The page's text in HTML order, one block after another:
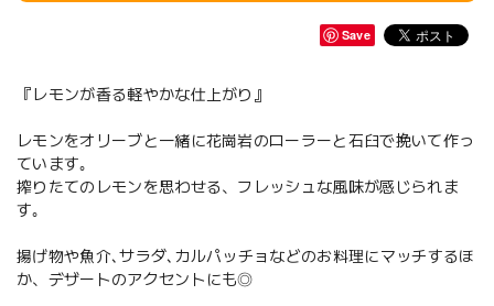
Save
『レモンが香る軽やかな仕上がり』
レモンをオリーブと一緒に花崗岩のローラーと石臼で挽いて作っ
ています｡
搾りたてのレモンを思わせる、フレッシュな風味が感じられま
す｡
揚げ物や魚介､サラダ､カルパッチョなどのお料理にマッチするほ
か、デザートのアクセントにも◎